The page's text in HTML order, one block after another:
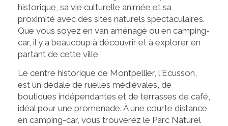
historique, sa vie culturelle animée et sa
proximité avec des sites naturels spectaculaires.
Que vous soyez en van aménagé ou en camping-
car, il y a beaucoup à découvrir et à explorer en
partant de cette ville.
Le centre historique de Montpellier, l'Ecusson,
est un dédale de ruelles médiévales, de
boutiques indépendantes et de terrasses de café,
idéal pour une promenade. À une courte distance
en camping-car, vous trouverez le Parc Naturel